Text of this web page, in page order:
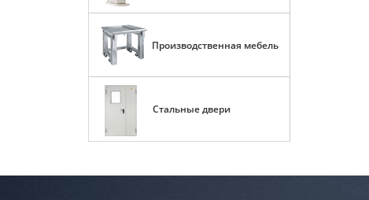
Производственная мебель
Стальные двери